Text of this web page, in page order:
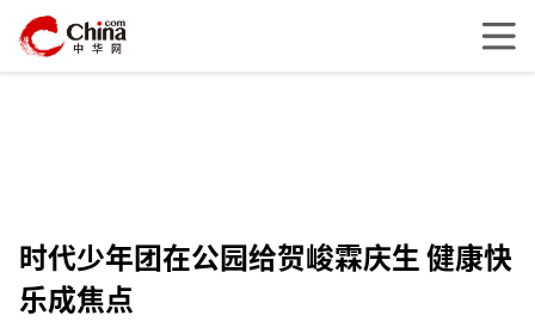
时代少年团在公园给贺峻霖庆生 健康快
乐成焦点